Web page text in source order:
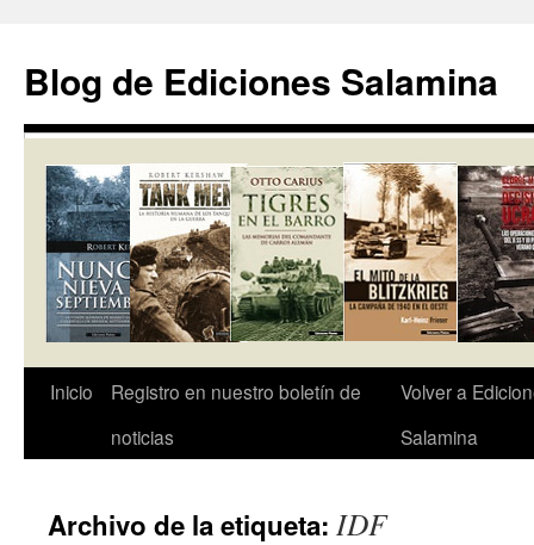
contenido
Blog de Ediciones Salamina
Inicio
Registro en nuestro boletín de
noticias
Volver a
Salamina
Archivo de la etiqueta: IDF